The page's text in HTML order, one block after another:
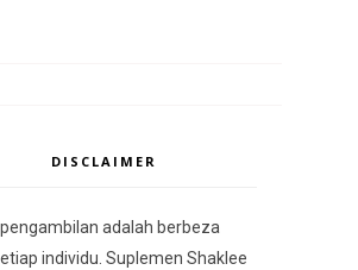
DISCLAIMER
pengambilan adalah berbeza
individu. Suplemen Shaklee